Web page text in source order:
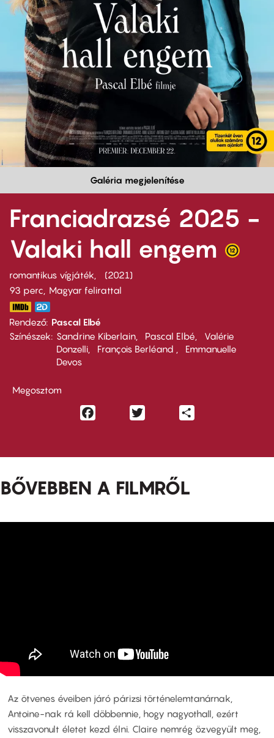
Galéria megjelenítése
Franciadrazsé 2025 -
Valaki hall engem
romantikus vígjáték
2021
93 perc,
Magyar felirattal
Rendező Pascal Elbé
Színészek
Sandrine Kiberlain Pascal Elbé
Valérie
Donzelli
François Berléand
Emmanuelle
Devos
Megosztom
Facebook
BŐVEBBEN A FILMRŐL
Az ötvenes éveiben járó párizsi történelemtanárnak,
Antoine-nak rá kell döbbennie, hogy nagyothall, ezért
visszavonult életet kezd élni. Claire nemrég özvegyült meg,